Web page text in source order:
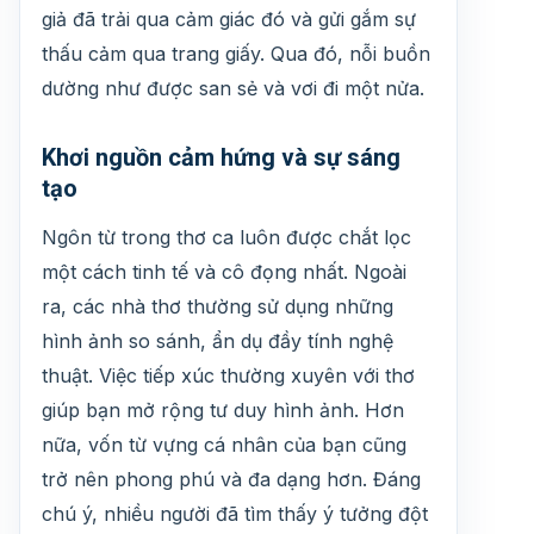
giả đã trải qua cảm giác đó và gửi gắm sự
thấu cảm qua trang giấy. Qua đó, nỗi buồn
dường như được san sẻ và vơi đi một nửa.
Khơi nguồn cảm hứng và sự sáng
tạo
Ngôn từ trong thơ ca luôn được chắt lọc
một cách tinh tế và cô đọng nhất. Ngoài
ra, các nhà thơ thường sử dụng những
hình ảnh so sánh, ẩn dụ đầy tính nghệ
thuật. Việc tiếp xúc thường xuyên với thơ
giúp bạn mở rộng tư duy hình ảnh. Hơn
nữa, vốn từ vựng cá nhân của bạn cũng
trở nên phong phú và đa dạng hơn. Đáng
chú ý, nhiều người đã tìm thấy ý tưởng đột